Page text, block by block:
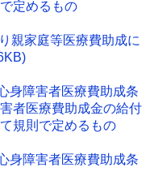
定めるもの
親家庭等医療費助成に
身障害者医療費助成条
者医療費助成金の給付
規則で定めるもの
身障害者医療費助成条